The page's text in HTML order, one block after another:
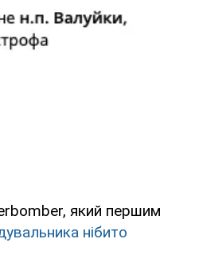
який першим
нібито